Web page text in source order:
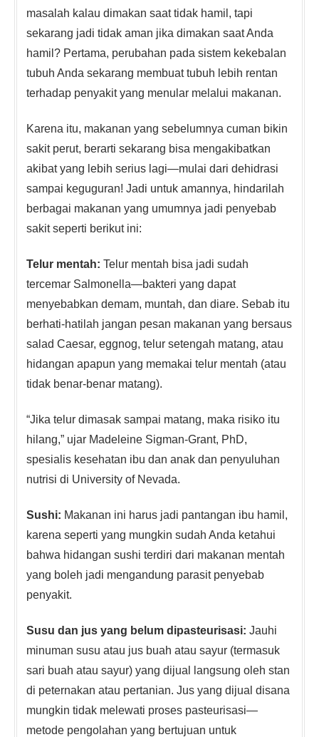
masalah kalau dimakan saat tidak hamil, tapi
sekarang jadi tidak aman jika dimakan saat Anda
hamil? Pertama, perubahan pada sistem kekebalan
tubuh Anda sekarang membuat tubuh lebih rentan
terhadap penyakit yang menular melalui makanan.
Karena itu, makanan yang sebelumnya cuman bikin
sakit perut, berarti sekarang bisa mengakibatkan
akibat yang lebih serius lagi—mulai dari dehidrasi
sampai keguguran! Jadi untuk amannya, hindarilah
berbagai makanan yang umumnya jadi penyebab
sakit seperti berikut ini:
Telur mentah: Telur mentah bisa jadi sudah
tercemar Salmonella—bakteri yang dapat
menyebabkan demam, muntah, dan diare. Sebab itu
berhati-hatilah jangan pesan makanan yang bersaus
salad Caesar, eggnog, telur setengah matang, atau
hidangan apapun yang memakai telur mentah (atau
tidak benar-benar matang).
“Jika telur dimasak sampai matang, maka risiko itu
hilang,” ujar Madeleine Sigman-Grant, PhD,
spesialis kesehatan ibu dan anak dan penyuluhan
nutrisi di University of Nevada.
Sushi: Makanan ini harus jadi pantangan ibu hamil,
karena seperti yang mungkin sudah Anda ketahui
bahwa hidangan sushi terdiri dari makanan mentah
yang boleh jadi mengandung parasit penyebab
penyakit.
Susu dan jus yang belum dipasteurisasi: Jauhi
minuman susu atau jus buah atau sayur (termasuk
sari buah atau sayur) yang dijual langsung oleh stan
di peternakan atau pertanian. Jus yang dijual disana
mungkin tidak melewati proses pasteurisasi—
metode pengolahan yang bertujuan untuk